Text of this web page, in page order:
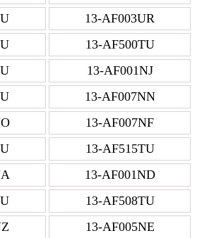
13-AF003UR
13-AF500TU
13-AF001NJ
13-AF007NN
13-AF007NF
13-AF515TU
13-AF001ND
13-AF508TU
13-AF005NE